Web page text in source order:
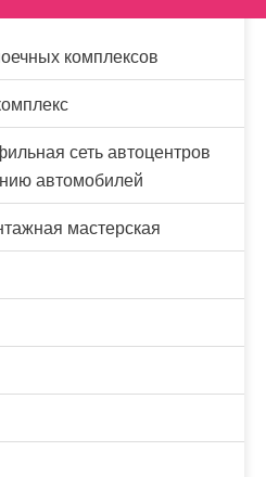
комплексов
сеть автоцентров
автомобилей
мастерская